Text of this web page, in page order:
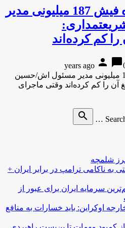
گزارش کیهان درباره فیش 187 میلیونی مدیر
کم کرده‌اند
person chat_bubble
گزارش کیهان درباره فیش 187 میلیونی مدیر مسئول اش/حسین
را کم کرده‌اند وقتی ماجرای
Search
search
شلمچه
به ناکامی ترامپ در برابر ایران +
سرمایه ایران برای عبور از
اوکراین: باید خسارات به منافع